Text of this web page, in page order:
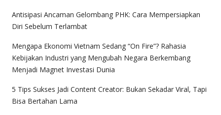
Antisipasi Ancaman Gelombang PHK: Cara Mempersiapkan
Diri Sebelum Terlambat
Mengapa Ekonomi Vietnam Sedang “On Fire”? Rahasia
Kebijakan Industri yang Mengubah Negara Berkembang
Menjadi Magnet Investasi Dunia
5 Tips Sukses Jadi Content Creator: Bukan Sekadar Viral, Tapi
Bisa Bertahan Lama